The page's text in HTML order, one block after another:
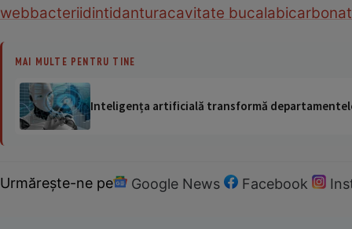
webbacteriidintidanturacavitate bucala
MAI MULTE PENTRU TINE
Inteligența artificială transformă
Urmărește-ne pe Google News Facebook